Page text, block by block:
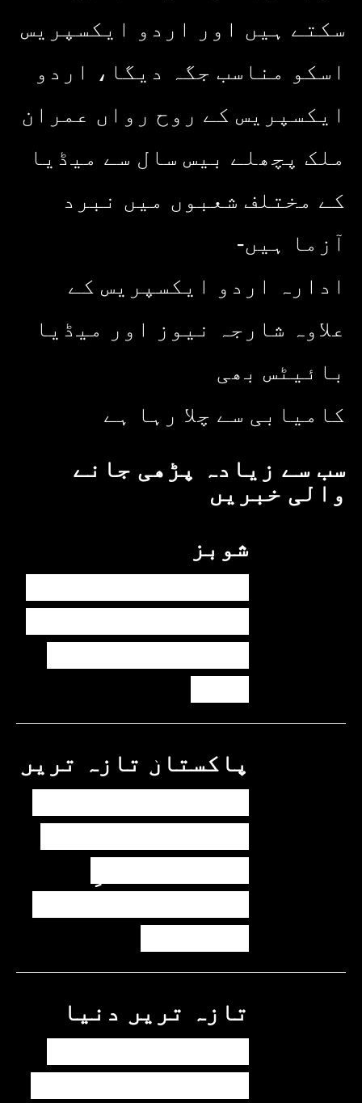
سکتے ہیں اور اردو ایکسپریس
اسکو مناسب جگہ دیگا، اردو
ایکسپریس کے روح رواں عمران
ملک پچھلے بیس سال سے میڈیا
کے مختلف شعبوں میں نبرد
آزما ہیں-
ادارہ اردو ایکسپریس کے
علاوہ شارجہ نیوز اور میڈیا
بائیٹس بھی
کامیابی سے چلا رہا ہے
سب سے زیادہ پڑھی جانے
والی خبریں
شوبز
پاکستان تازہ ترین
تازہ ترین
دنیا